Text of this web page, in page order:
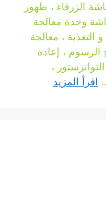
الزرقاء ، ظهور
وحدة معالجة
، معالجة
الرسوم ، إعادة
،
اقرأ المزيد